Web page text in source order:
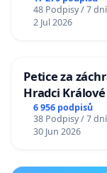
48 Podpisy / 7 dní
2 Jul 2026
Petice za
Hradci Králové
6 956 podpisů
38 Podpisy / 7 dní
30 Jun 2026